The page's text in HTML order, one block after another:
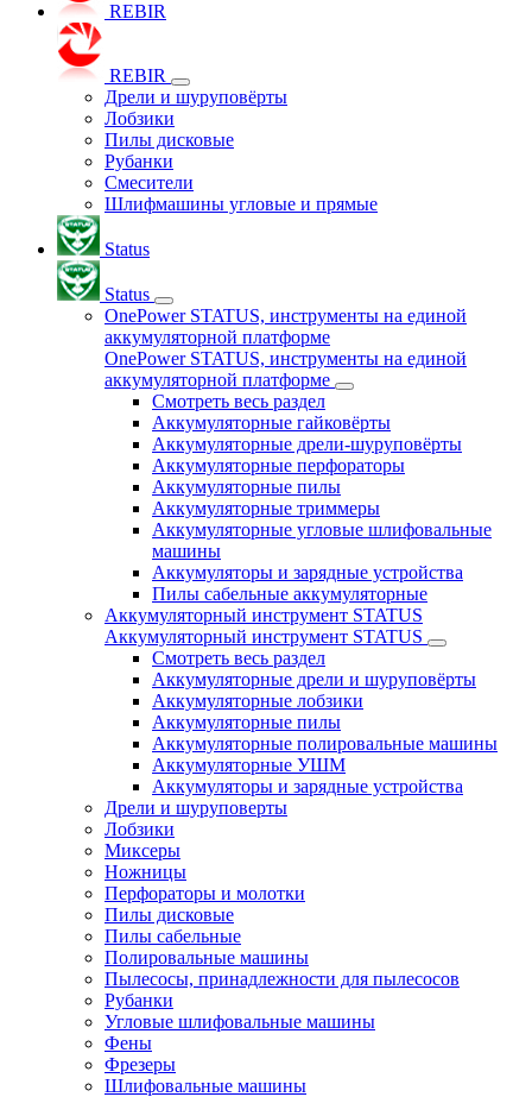
REBIR
REBIR
Дрели и шуруповёрты
Лобзики
Пилы дисковые
Рубанки
Смесители
Шлифмашины угловые и прямые
Status
Status
OnePower STATUS, инструменты на единой
аккумуляторной платформе
OnePower STATUS, инструменты на единой
аккумуляторной платформе
Смотреть весь раздел
Аккумуляторные гайковёрты
Аккумуляторные дрели-шуруповёрты
Аккумуляторные перфораторы
Аккумуляторные пилы
Аккумуляторные триммеры
Аккумуляторные угловые шлифовальные
машины
Аккумуляторы и зарядные устройства
Пилы сабельные аккумуляторные
Аккумуляторный инструмент STATUS
Аккумуляторный инструмент STATUS
Смотреть весь раздел
Аккумуляторные дрели и шуруповёрты
Аккумуляторные лобзики
Аккумуляторные пилы
Аккумуляторные полировальные машины
Аккумуляторные УШМ
Аккумуляторы и зарядные устройства
Дрели и шуруповерты
Лобзики
Миксеры
Ножницы
Перфораторы и молотки
Пилы дисковые
Пилы сабельные
Полировальные машины
Пылесосы, принадлежности для пылесосов
Рубанки
Угловые шлифовальные машины
Фены
Фрезеры
Шлифовальные машины